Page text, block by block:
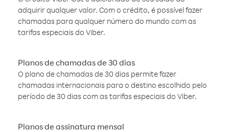
adquirir qualquer valor. Com o crédito, é possível fazer
chamadas para qualquer número do mundo com as
tarifas especiais do Viber.
Planos de chamadas de 30 dias
O plano de chamadas de 30 dias permite fazer
chamadas internacionais para o destino escolhido pelo
período de 30 dias com as tarifas especiais do Viber.
Planos de assinatura mensal